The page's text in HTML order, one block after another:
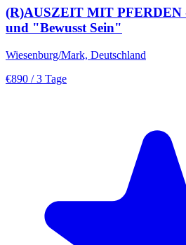
(R)AUSZEIT MIT PFERDEN
und "Bewusst Sein"
Wiesenburg/Mark, Deutschland
€890 / 3 Tage